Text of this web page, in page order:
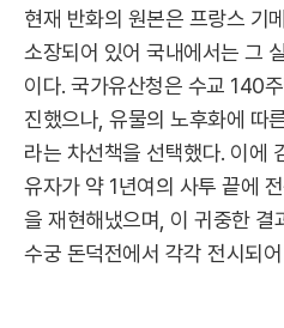
현재 반화의 원본은 프랑스 기
소장되어 있어 국내에서는 그
이다. 국가유산청은 수교 140
진했으나, 유물의 노후화에 따
라는 차선책을 선택했다. 이에
유자가 약 1년여의 사투 끝에
을 재현해냈으며, 이 귀중한 결
수궁 돈덕전에서 각각 전시되